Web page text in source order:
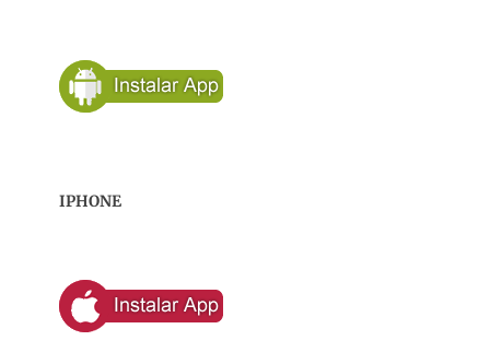
IPHONE